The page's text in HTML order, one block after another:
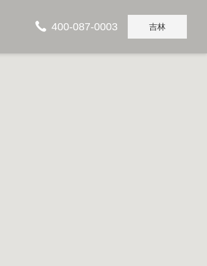
400-087-0003 吉林